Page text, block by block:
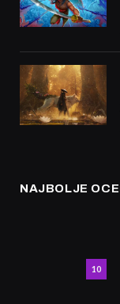
NAJBOLJE
10